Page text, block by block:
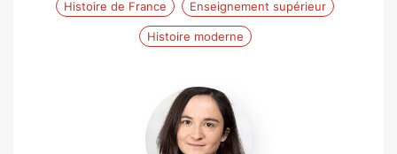
Histoire de France Enseignement supérieur
Histoire moderne
Noëmie
Duhaut